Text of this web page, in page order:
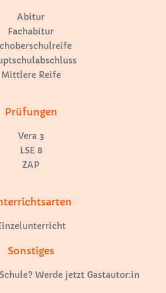
Abitur
Fachabitur
Mittlere Reife
Prüfungen
Vera 3
LSE 8
ZAP
Sonstiges
Werde jetzt Gastautor:in